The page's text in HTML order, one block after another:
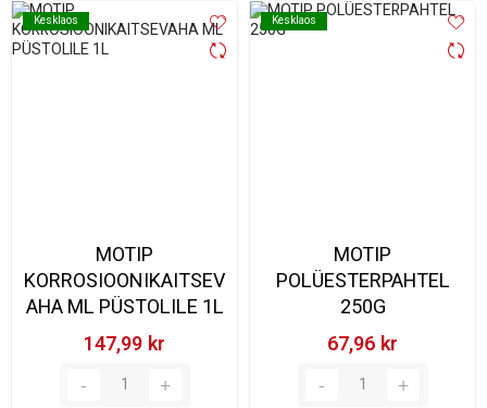
Kesklaos
Kesklaos
MOTIP
KORROSIOONIKAITSEV
AHA ML PÜSTOLILE 1L
147,99 kr‎
Kesklaos
Kesklaos
MOTIP
POLÜESTERPAHTEL
250G
67,96 kr‎